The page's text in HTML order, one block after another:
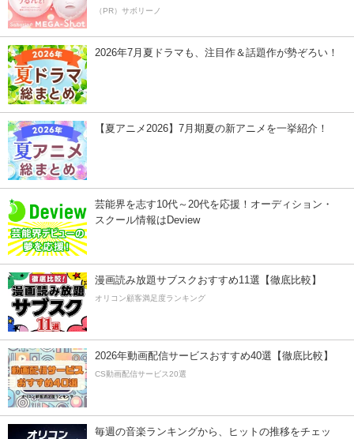
（PR）サボリーノ
2026年7月夏ドラマも、注目作＆話題作が勢ぞろい！
【夏アニメ2026】7月期夏の新アニメを一挙紹介！
芸能界を志す10代～20代を応援！オーディション・
スクール情報はDeview
漫画読み放題サブスクおすすめ11選【徹底比較】
オリコン顧客満足度ランキング
2026年動画配信サービスおすすめ40選【徹底比較】
CS動画配信サービス20選
毎週の音楽ランキングから、ヒットの推移をチェッ